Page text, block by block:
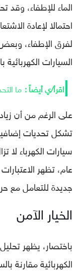
الماء للإطفاء، وقد
احتمالا لإعادة
لفرق الإطفاء،
السيارات الكهربائية
ما
على الرغم من أن
تشكل تحديات
سيارات الكهرباء
عام، تظهر
جديدة للتعامل مع
الخيار الآمن
باختصار، يظهر
الكهربائية مقارنة